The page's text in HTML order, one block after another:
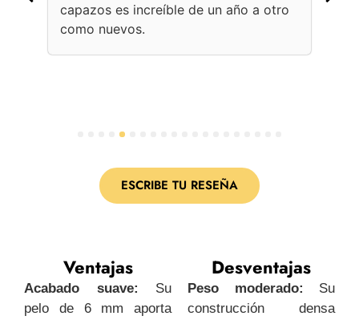
capazos es increíble de un año a otro
como nuevos.
9
ESCRIBE TU RESEÑA
Ventajas
Acabado suave: Su
pelo de 6 mm aporta
Desventajas
Peso moderado: Su
construcción densa